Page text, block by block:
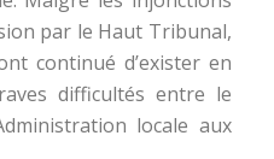
par le Haut Tribunal,
continué d’exister en
difficultés entre le
locale aux